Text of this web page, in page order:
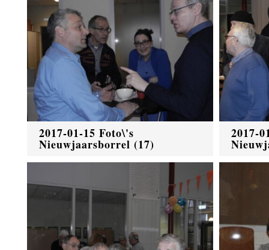
2017-01-15 Foto\'s
Nieuwjaarsborrel (17)
2017-